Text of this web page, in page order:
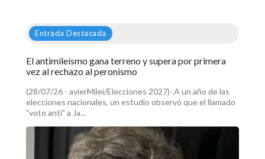
Entrada Destacada
El antimileísmo gana terreno y supera por primera
vez al rechazo al peronismo
(28/07/26 - avierMilei/Elecciones 2027)-.A un año de las
elecciones nacionales, un estudio observó que el llamado
"voto anti" a Ja...